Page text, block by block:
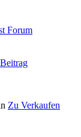
Forum
Zu Verkaufen